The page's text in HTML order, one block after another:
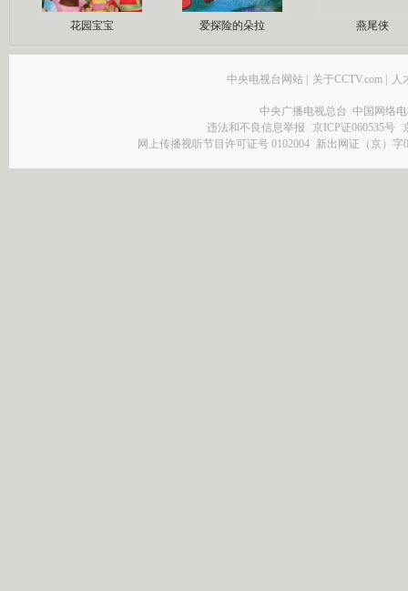
花园宝宝 爱探险的朵拉 燕尾侠
中央电视台网站 关于CCTV.com 人
中央广播电视总台 中国网络
违法和不良信息举报
京ICP证060535号
网上传播视听节目许可证号 0102004 新出网证（京）